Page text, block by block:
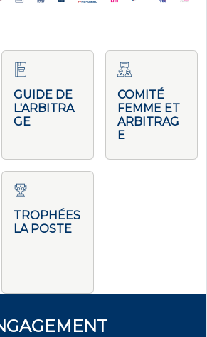
GUIDE DE
L'ARBITRA
GE
COMITÉ
FEMME ET
ARBITRAG
E
TROPHÉES
LA POSTE